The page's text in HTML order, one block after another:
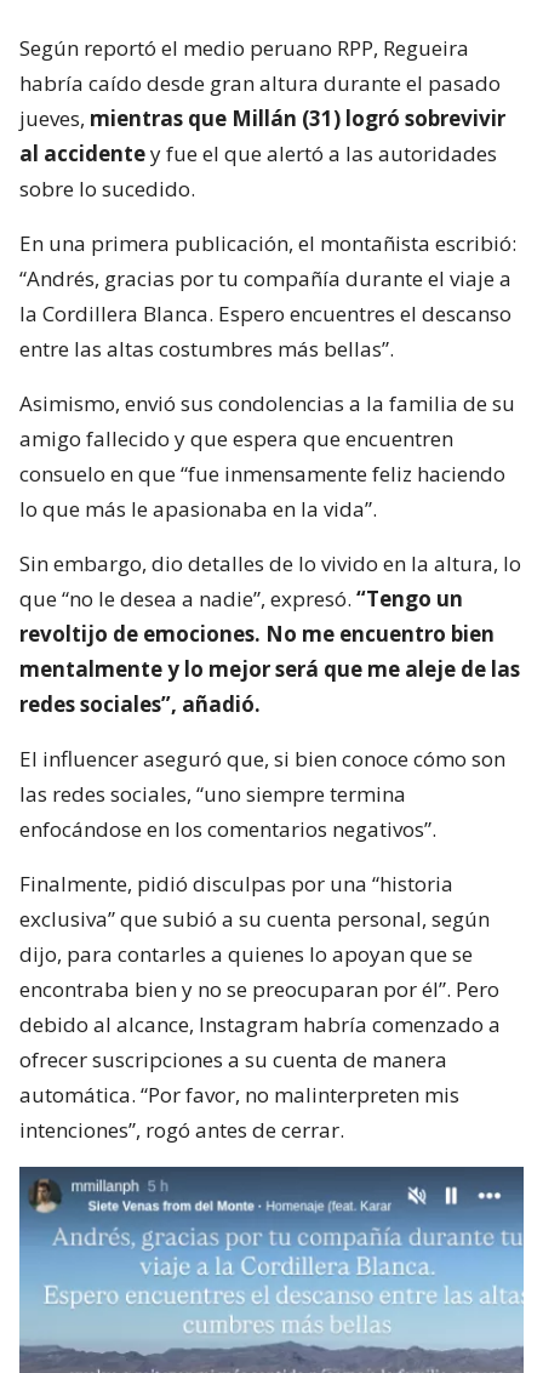
Según reportó el medio peruano RPP, Regueira
habría caído desde gran altura durante el pasado
jueves, mientras que Millán (31) logró sobrevivir
al accidentey fue el que alertó a las autoridades
sobre lo sucedido.
En una primera publicación, el montañista escribió:
“Andrés, gracias por tu compañía durante el viaje a
la Cordillera Blanca. Espero encuentres el descanso
entre las altas costumbres más bellas”.
Asimismo, envió sus condolencias a la familia de su
amigo fallecido y que espera que encuentren
consuelo en que “fue inmensamente feliz haciendo
lo que más le apasionaba en la vida”.
Sin embargo, dio detalles de lo vivido en la altura, lo
que “no le desea a nadie”, expresó. “Tengo un
revoltijo de emociones. No me encuentro bien
mentalmente y lo mejor será que me aleje de las
redes sociales”, añadió.
El influencer aseguró que, si bien conoce cómo son
las redes sociales, “uno siempre termina
enfocándose en los comentarios negativos”.
Finalmente, pidió disculpas por una “historia
exclusiva” que subió a su cuenta personal, según
dijo, para contarles a quienes lo apoyan que se
encontraba bien y no se preocuparan por él”. Pero
debido al alcance, Instagram habría comenzado a
ofrecer suscripciones a su cuenta de manera
automática. “Por favor, no malinterpreten mis
intenciones”, rogó antes de cerrar.